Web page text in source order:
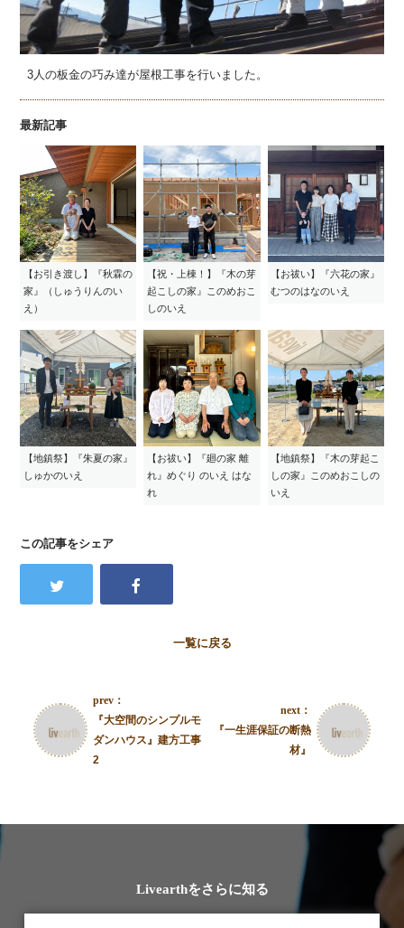
3人の板金の巧み達が屋根工事を行いました。
最新記事
【お引き渡し】『秋霖の
家』（しゅうりんのい
え）
【祝・上棟！】『木の芽
起こしの家』このめおこ
しのいえ
【お祓い】『六花の家』
むつのはなのいえ
【地鎮祭】『朱夏の家』
しゅかのいえ
【お祓い】『廻の家 離
れ』めぐり のいえ はな
れ
【地鎮祭】『木の芽起こ
しの家』このめおこしの
いえ
この記事をシェア
一覧に戻る
prev：
『大空間のシンプルモ
ダンハウス』建方工事
2
next：
『一生涯保証の断熱
材』
Livearthをさらに知る